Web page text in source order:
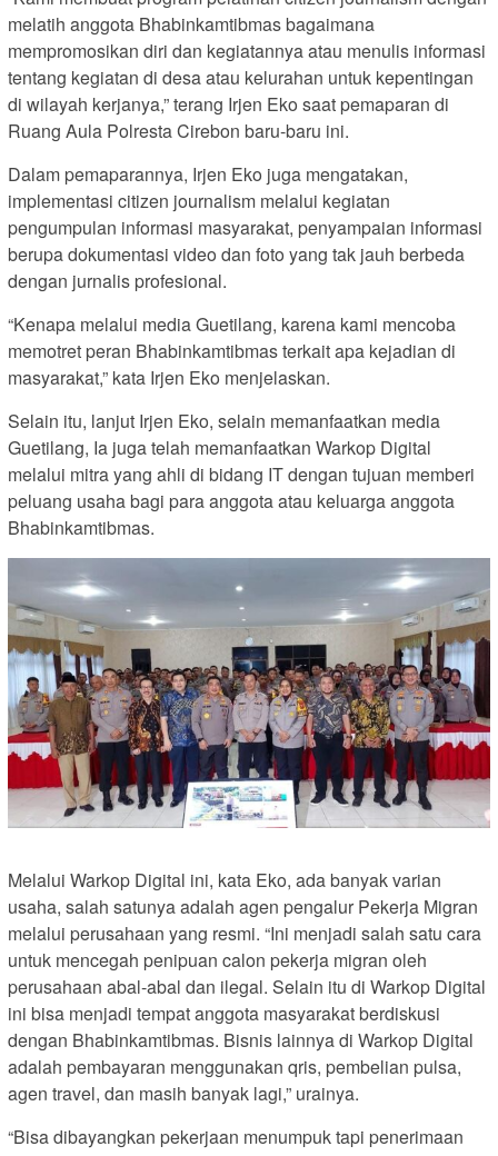
melatih anggota Bhabinkamtibmas bagaimana
mempromosikan diri dan kegiatannya atau menulis informasi
tentang kegiatan di desa atau kelurahan untuk kepentingan
di wilayah kerjanya,” terang Irjen Eko saat pemaparan di
Ruang Aula Polresta Cirebon baru-baru ini.
Dalam pemaparannya, Irjen Eko juga mengatakan,
implementasi citizen journalism melalui kegiatan
pengumpulan informasi masyarakat, penyampaian informasi
berupa dokumentasi video dan foto yang tak jauh berbeda
dengan jurnalis profesional.
“Kenapa melalui media Guetilang, karena kami mencoba
memotret peran Bhabinkamtibmas terkait apa kejadian di
masyarakat,” kata Irjen Eko menjelaskan.
Selain itu, lanjut Irjen Eko, selain memanfaatkan media
Guetilang, Ia juga telah memanfaatkan Warkop Digital
melalui mitra yang ahli di bidang IT dengan tujuan memberi
peluang usaha bagi para anggota atau keluarga anggota
Bhabinkamtibmas.
Melalui Warkop Digital ini, kata Eko, ada banyak varian
usaha, salah satunya adalah agen pengalur Pekerja Migran
melalui perusahaan yang resmi. “Ini menjadi salah satu cara
untuk mencegah penipuan calon pekerja migran oleh
perusahaan abal-abal dan ilegal. Selain itu di Warkop Digital
ini bisa menjadi tempat anggota masyarakat berdiskusi
dengan Bhabinkamtibmas. Bisnis lainnya di Warkop Digital
adalah pembayaran menggunakan qris, pembelian pulsa,
agen travel, dan masih banyak lagi,” urainya.
“Bisa dibayangkan pekerjaan menumpuk tapi penerimaan